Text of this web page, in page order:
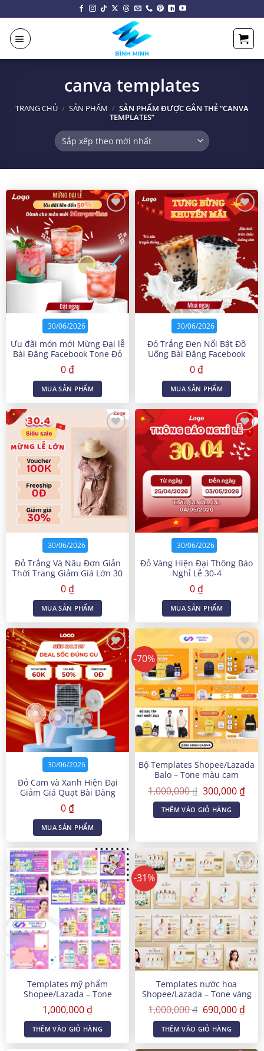
đến
nội
dung
canva templates
TRANG CHỦ / SẢN PHẨM / SẢN PHẨM ĐƯỢC GẮN THẺ “CANVA
TEMPLATES”
30/06/2026
Ưu đãi món mới Mừng Đại lễ
Bài Đăng Facebook Tone Đỏ
0₫
MUA SẢN PHẨM
30/06/2026
Đỏ Trắng Đen Nổi Bật Đồ
Uống Bài Đăng Facebook
0₫
MUA SẢN PHẨM
30/06/2026
Đỏ Trắng Và Nâu Đơn Giản
Thời Trang Giảm Giá Lớn 30
Tháng 4 Bài Đăng Facebook
0₫
MUA SẢN PHẨM
30/06/2026
Đỏ Vàng Hiện Đại Thông Báo
Nghỉ Lễ 30-4
0₫
MUA SẢN PHẨM
30/06/2026
Đỏ Cam và Xanh Hiện Đại
Giảm Giá Quạt Bài Đăng
Facebook
0₫
MUA SẢN PHẨM
-70%
Bộ Templates Shopee/Lazada
Balo – Tone màu cam
1,000,000₫ Giá
gốc
là:
1,000,000 ₫.
300,000₫Giá
hiện
THÊM VÀO GIỎ HÀNG
Templates mỹ phẩm
Shopee/Lazada – Tone
gradient hồng xanh
1,000,000₫
THÊM VÀO GIỎ HÀNG
-31%
Templates nước hoa
Shopee/Lazada – Tone vàng
quý phái
1,000,000₫ Giá
là:
1,000,000 ₫.
690,000₫Giá
hiện
THÊM VÀO GIỎ HÀNG